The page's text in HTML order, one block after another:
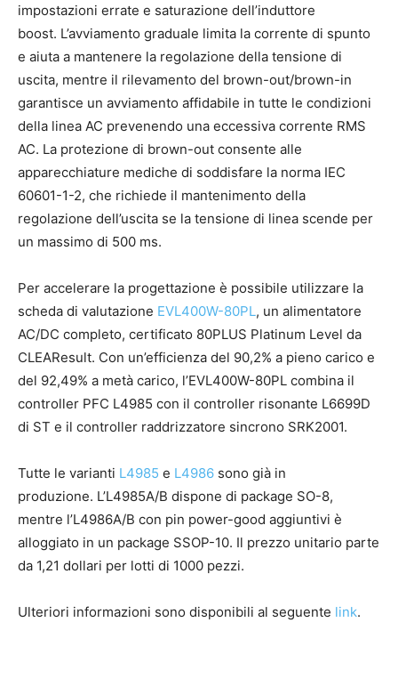
impostazioni errate e saturazione dell’induttore
boost. L’avviamento graduale limita la corrente di spunto
e aiuta a mantenere la regolazione della tensione di
uscita, mentre il rilevamento del brown-out/brown-in
garantisce un avviamento affidabile in tutte le condizioni
della linea AC prevenendo una eccessiva corrente RMS
AC. La protezione di brown-out consente alle
apparecchiature mediche di soddisfare la norma IEC
60601-1-2, che richiede il mantenimento della
regolazione dell’uscita se la tensione di linea scende per
un massimo di 500 ms.
Per accelerare la progettazione è possibile utilizzare la
scheda di valutazione EVL400W-80PL, un alimentatore
AC/DC completo, certificato 80PLUS Platinum Level da
CLEAResult. Con un’efficienza del 90,2% a pieno carico e
del 92,49% a metà carico, l’EVL400W-80PL combina il
controller PFC L4985 con il controller risonante L6699D
di ST e il controller raddrizzatore sincrono SRK2001.
Tutte le varianti L4985 e L4986 sono già in
produzione. L’L4985A/B dispone di package SO-8,
mentre l’L4986A/B con pin power-good aggiuntivi è
alloggiato in un package SSOP-10. Il prezzo unitario parte
da 1,21 dollari per lotti di 1000 pezzi.
Ulteriori informazioni sono disponibili al seguente link.